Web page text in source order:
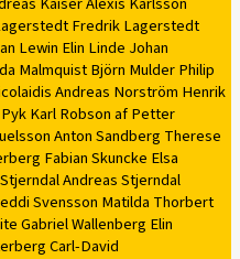
Fredrik Lagerstedt
Lewin Elin Linde Johan
Malmquist Björn Mulder Philip
Andreas Norström Henrik
Karl Robson af Petter
Anton Sandberg Therese
Fabian Skuncke Elsa
Andreas Stjerndal
Svensson Matilda Thorbert
Gabriel Wallenberg Elin
Carl-David